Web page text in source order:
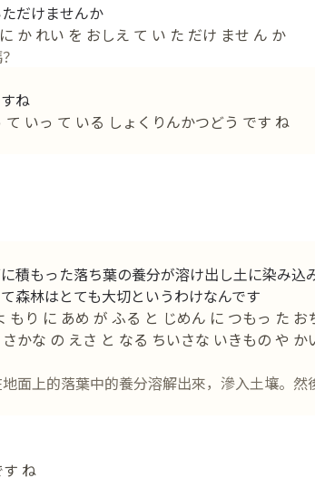
だけませんか
か れい を おしえ て い た だけ ませ ん か
ね
いっ て いる しょくりんかつどう です ね
積もった落ち葉の養分が溶け出し土に染み
森林はとても大切というわけなんです
り に あめ が ふる と じめん に つもっ た
かな の えさ と なる ちいさな いきもの や
面上的落葉中的養分溶解出來，滲入土壤。
ね